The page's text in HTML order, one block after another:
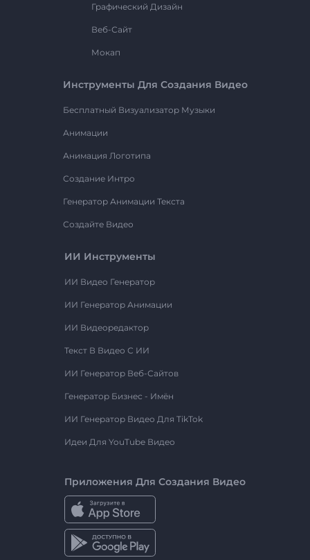
Графический Дизайн
Веб-Сайт
Мокап
Инструменты Для Создания Видео
Бесплатный Визуализатор Музыки
Анимации
Анимация Логотипа
Создание Интро
Генератор Анимации Текста
Создайте Видео
ИИ Инструменты
ИИ Видео Генератор
ИИ Генератор Анимации
ИИ Видеоредактор
Текст В Видео С ИИ
ИИ Генератор Веб-Сайтов
Генератор Бизнес - Имён
ИИ Генератор Видео Для TikTok
Идеи Для YouTube Видео
Приложения Для Создания Видео